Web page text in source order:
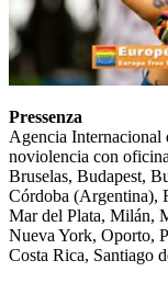
Pressenza
Agencia Internacional
noviolencia con
Bruselas, Budapest,
Córdoba (Argentina),
Mar del Plata, Milán,
Nueva York, Oporto,
Costa Rica, Santiago